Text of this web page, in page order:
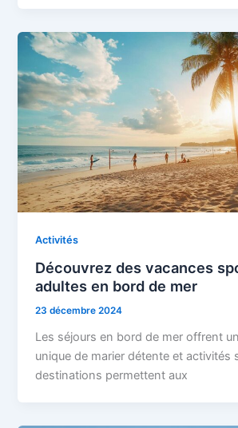
Activités
Découvrez des vacances
adultes en bord de mer
23 décembre 2024
Les séjours en bord de mer offrent
unique de marier détente et activités
destinations permettent aux